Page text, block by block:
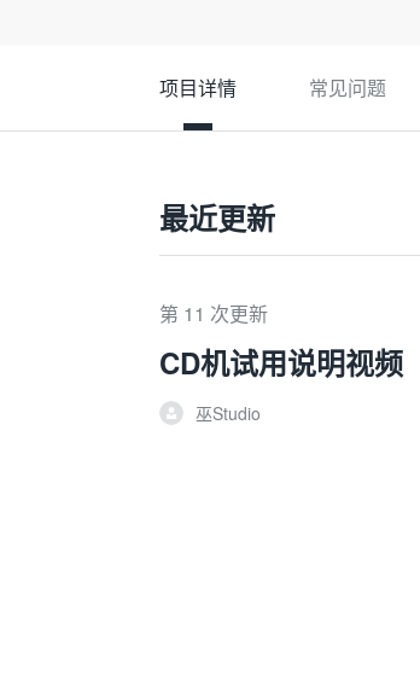
项目详情 常见问题
最近更新
第 11 次更新
CD机试用说明视频
巫Studio